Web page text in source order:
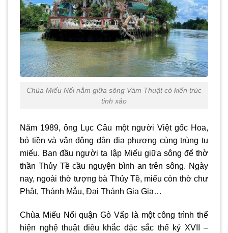
Chùa Miếu Nổi nằm giữa sông Vàm Thuật có kiến trúc
tinh xảo
Năm 1989, ông Lục Câu một người Việt gốc Hoa,
bỏ tiền và vận động dân địa phương cùng trùng tu
miếu. Ban đầu người ta lập Miếu giữa sông để thờ
thần Thủy Tề cầu nguyện bình an trên sông. Ngày
nay, ngoài thờ tượng bà Thủy Tề, miếu còn thờ chư
Phật, Thánh Mẫu, Đại Thánh Gia Gia…
Chùa Miếu Nổi quận Gò Vấp là một công trình thể
hiện nghệ thuật điêu khắc đặc sắc thế kỷ XVII –